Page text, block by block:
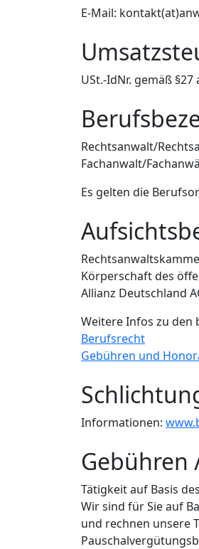
E-Mail:
USt.-IdNr. gemäß
Rechtsanwalt/
Fachanwalt/
Es gelten die
Körperschaft des
Allianz Deutschland
Weitere Infos zu den
Berufsrecht
Gebühren und
Informationen:
Gebühren
Tätigkeit auf Basis
Wir sind für Sie auf
und rechnen unsere